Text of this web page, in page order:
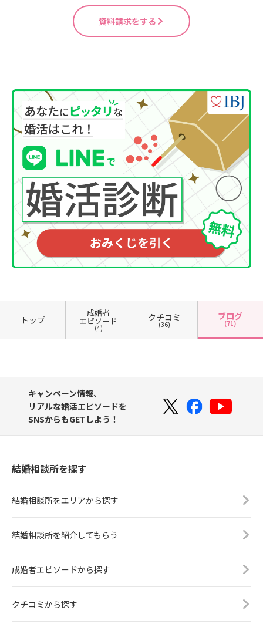
資料請求をする
トップ
成婚者
エピソード
(4)
クチコミ
(36)
ブログ
(71)
キャンペーン情報、
リアルな婚活エピソードを
SNSからもGETしよう！
結婚相談所を探す
結婚相談所をエリアから探す
結婚相談所を紹介してもらう
成婚者エピソードから探す
クチコミから探す